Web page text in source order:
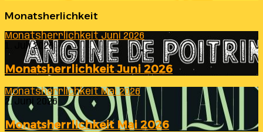
Monatsherlichkeit
Monatsherrlichkeit Juni 2026
1. Juli 2026
Monatsherrlichkeit Juni 2026
Monatsherrlichkeit Mai 2026
2. Juni 2026
Monatsherrlichkeit Mai 2026